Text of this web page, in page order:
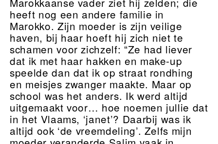
heeft nog een andere familie in
Marokko. Zijn moeder is zijn veilige
haven, bij haar hoeft hij zich niet te
schamen voor zichzelf: “Ze had liever
dat ik met haar hakken en make-up
speelde dan dat ik op straat rondhing
en meisjes zwanger maakte. Maar op
school was het anders. Ik werd altijd
uitgemaakt voor… hoe noemen jullie dat
in het Vlaams, ‘janet’? Daarbij was ik
altijd ook ‘de vreemdeling’. Zelfs mijn